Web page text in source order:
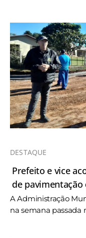
DESTAQUE
Prefeito e vice
de pavimentação
A Administração
na semana passada